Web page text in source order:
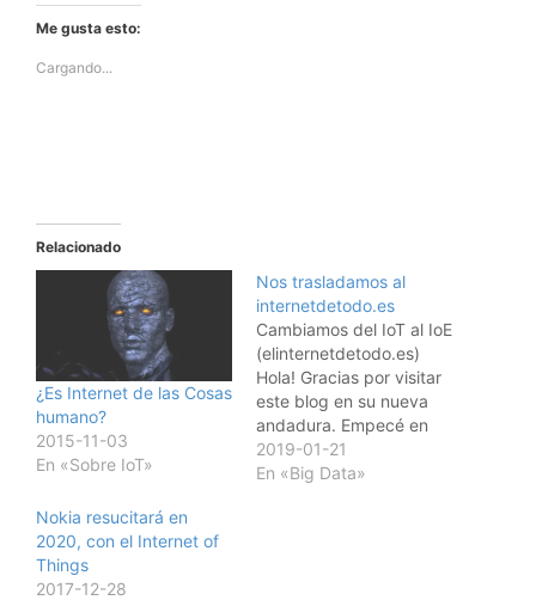
Me gusta esto:
Cargando...
Relacionado
¿Es Internet de las Cosas
humano?
2015-11-03
En «Sobre IoT»
Nos trasladamos al
internetdetodo.es
Cambiamos del IoT al IoE
(elinternetdetodo.es)
Hola! Gracias por visitar
este blog en su nueva
andadura. Empecé en
2015 con
internetdelascosas.com.
2019-01-21
En «Big Data»
Nokia resucitará en
2020, con el Internet of
Things
2017-12-28